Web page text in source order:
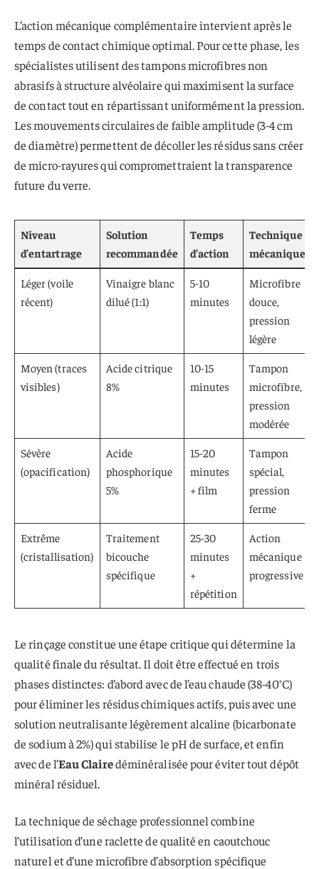
L’action mécanique complémentaire intervient après le
temps de contact chimique optimal. Pour cette phase, les
spécialistes utilisent des tampons microfibres non
abrasifs à structure alvéolaire qui maximisent la surface
de contact tout en répartissant uniformément la pression.
Les mouvements circulaires de faible amplitude (3-4 cm
de diamètre) permettent de décoller les résidus sans créer
de micro-rayures qui compromettraient la transparence
future du verre.
Niveau
d’entartrage
Solution
recommandée
Temps
d’action
Technique
mécanique
Léger (voile
récent)
Vinaigre blanc
dilué (1:1)
5-10
minutes
Microfibre
douce,
pression
légère
Moyen (traces
visibles)
Acide citrique
8%
10-15
minutes
Tampon
microfibre,
pression
modérée
Sévère
(opacification)
Acide
phosphorique
5%
15-20
minutes
+ film
Tampon
spécial,
pression
ferme
Extrême
(cristallisation)
Traitement
bicouche
spécifique
25-30
minutes
+
répétition
Action
mécanique
progressive
Le rinçage constitue une étape critique qui détermine la
qualité finale du résultat. Il doit être effectué en trois
phases distinctes: d’abord avec de l’eau chaude (38-40°C)
pour éliminer les résidus chimiques actifs, puis avec une
solution neutralisante légèrement alcaline (bicarbonate
de sodium à 2%) qui stabilise le pH de surface, et enfin
avec de l’Eau Clairedéminéralisée pour éviter tout dépôt
minéral résiduel.
La technique de séchage professionnel combine
l’utilisation d’une raclette de qualité en caoutchouc
naturel et d’une microfibre d’absorption spécifique